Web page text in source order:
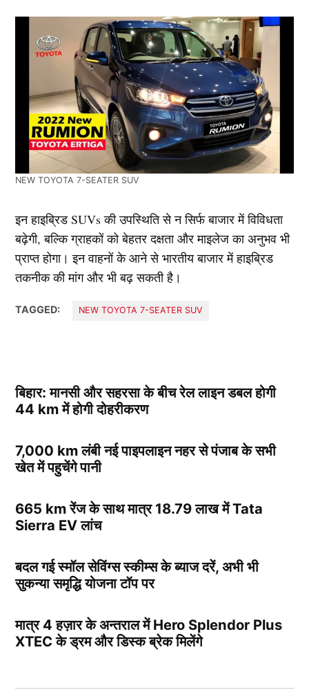
NEW TOYOTA 7-SEATER SUV
इन हाइब्रिड SUVs की उपस्थिति से न सिर्फ बाजार में विविधता
बढ़ेगी, बल्कि ग्राहकों को बेहतर दक्षता और माइलेज का अनुभव भी
प्राप्त होगा। इन वाहनों के आने से भारतीय बाजार में हाइब्रिड
तकनीक की मांग और भी बढ़ सकती है।
TAGGED: NEW TOYOTA 7-SEATER SUV
बिहार: मानसी और सहरसा के बीच रेल लाइन डबल होगी
44 km में होगी दोहरीकरण
7,000 km लंबी नई पाइपलाइन नहर से पंजाब के सभी
खेत में पहुचेंगे पानी
665 km रेंज के साथ मात्र 18.79 लाख में Tata
Sierra EV लांच
बदल गई स्मॉल सेविंग्स स्कीम्स के ब्याज दरें, अभी भी
सुकन्या समृद्धि योजना टॉप पर
मात्र 4 हज़ार के अन्तराल में Hero Splendor Plus
XTEC के ड्रम और डिस्क ब्रेक मिलेंगे